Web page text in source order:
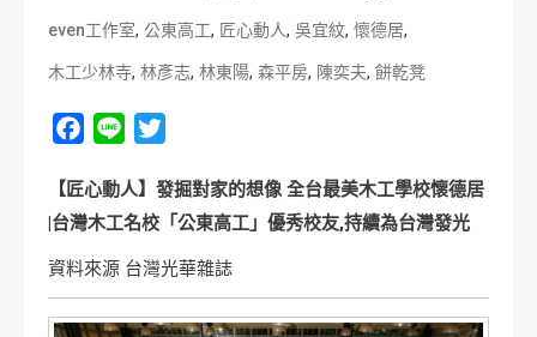
even工作室, 公東高工, 匠心動人, 吳宜紋, 懷德居,
木工少林寺, 林彥志, 林東陽, 森平房, 陳奕夫, 餅乾凳
Facebook
Line
【匠心動人】發掘對家的想像 全台最美木工學校懷德居
|台灣木工名校「公東高工」優秀校友,持續為台灣發光
資料來源 台灣光華雜誌